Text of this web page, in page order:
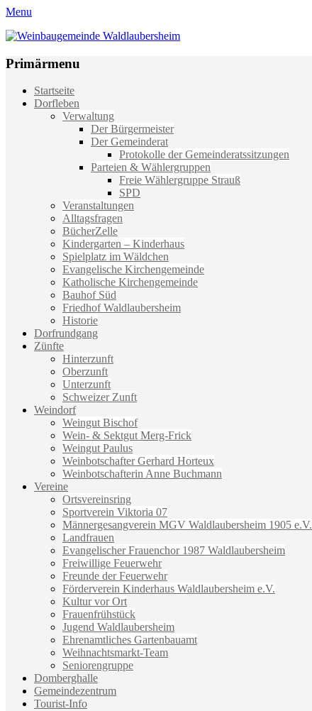
Menu
Weinbaugemeinde Waldlaubersheim
Primärmenu
Weiter
zum
Startseite
Dorfleben
Verwaltung
Der Bürgermeister
Der Gemeinderat
Protokolle der Gemeinderatssitzungen
Parteien & Wählergruppen
Freie Wählergruppe Strauß
SPD
Veranstaltungen
Alltagsfragen
BücherZelle
Kindergarten – Kinderhaus
Spielplatz im Wäldchen
Evangelische Kirchengemeinde
Katholische Kirchengemeinde
Bauhof Süd
Friedhof Waldlaubersheim
Historie
Dorfrundgang
Zünfte
Hinterzunft
Oberzunft
Unterzunft
Schweizer Zunft
Weindorf
Weingut Bischof
Wein- & Sektgut Merg-Frick
Weingut Paulus
Weinbotschafter Gerhard Horteux
Weinbotschafterin Anne Buchmann
Vereine
Ortsvereinsring
Sportverein Viktoria 07
Männergesangverein MGV Waldlaubersheim 1905 e.V.
Landfrauen
Evangelischer Frauenchor 1987 Waldlaubersheim
Freiwillige Feuerwehr
Freunde der Feuerwehr
Förderverein Kinderhaus Waldlaubersheim e.V.
Kultur vor Ort
Frauenfrühstück
Jugend Waldlaubersheim
Ehrenamtliches Gartenbauamt
Weihnachtsmarkt-Team
Seniorengruppe
Domberghalle
Gemeindezentrum
Tourist-Info